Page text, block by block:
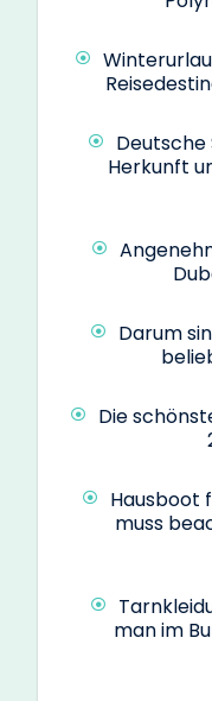
Herkunft
Darum
Die
Hausboot
muss
man im